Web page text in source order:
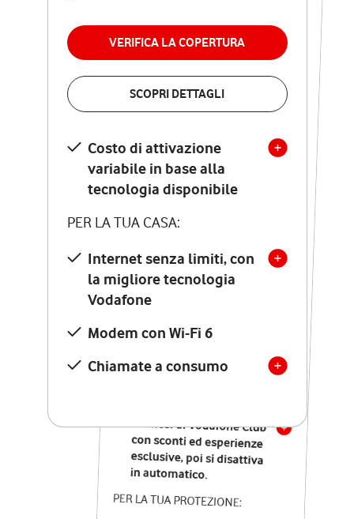
VERIFICA LA COPERTURA
SCOPRI DETTAGLI
Costo di attivazione
variabile in base alla
tecnologia disponibile
PER LA TUA CASA:
Internet senza limiti, con
la migliore tecnologia
Vodafone
Modem con Wi-Fi 6
Chiamate a consumo
permanenza
VERIFICA LA COPERTURA
Costo di attivazione
variabile in base alla
tecnologia disponibile
PER LA TUA CASA:
Internet senza limiti, con
la migliore tecnologia
Vodafone
Modem Seven con Wi-Fi 7
Chiamate illimitate verso
numeri fissi e mobili
nazionali
12 mesi di Vodafone Club
con sconti ed esperienze
esclusive, poi si disattiva
in automatico.
PER LA TUA PROTEZIONE: